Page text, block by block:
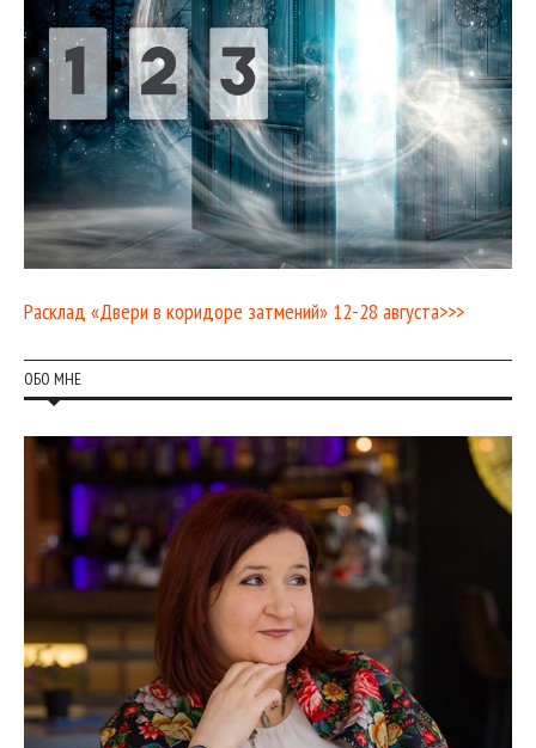
Расклад «Двери в коридоре затмений» 12-28 августа>>>
ОБО МНЕ